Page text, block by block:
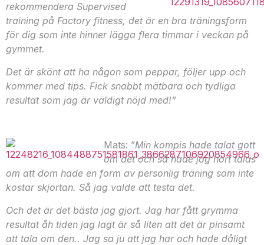
rekommendera Supervised
training på Factory fitness, det är en bra träningsform
för dig som inte hinner lägga flera timmar i veckan på
gymmet.
Det är skönt att ha någon som peppar, följer upp och
kommer med tips. Fick snabbt mätbara och tydliga
resultat som jag är väldigt nöjd med!”
Mats: ”Min kompis hade talat gott
om det och så hade jag hört talas
om att dom hade en form av personlig träning som inte
kostar skjortan. Så jag valde att testa det.
Och det är detbästa jag gjort. Jag har fått grymma
resultat åh tiden jag lagt är så liten att det är pinsamt
att tala om den.. Jag sa ju att jag har och hade dåligt